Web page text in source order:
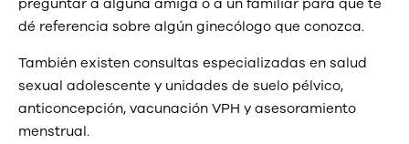
dé referencia sobre algún ginecólogo que conozca.
También existen consultas especializadas en salud
sexual adolescente y unidades de suelo pélvico,
anticoncepción, vacunación VPH y asesoramiento
menstrual.